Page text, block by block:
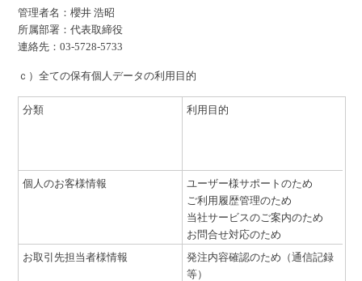
管理者名：櫻井 浩昭
所属部署：代表取締役
連絡先：03-5728-5733
ｃ）全ての保有個人データの利用目的
分類 利用目的
個人のお客様情報
ユーザー様サポートのため
ご利用履歴管理のため
当社サービスのご案内のため
お問合せ対応のため
お取引先担当者様情報
発注内容確認のため（通信記録
等）